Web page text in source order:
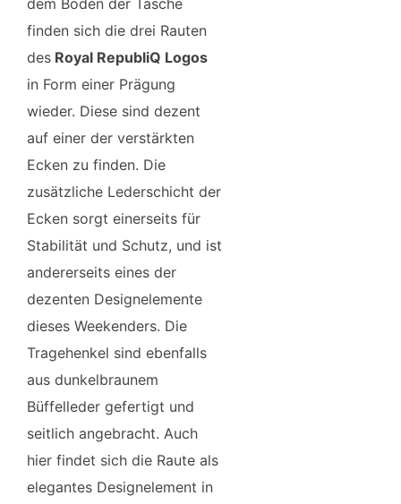
dem Boden der Tasche
finden sich die drei Rauten
des Royal RepubliQ Logos
in Form einer Prägung
wieder. Diese sind dezent
auf einer der verstärkten
Ecken zu finden. Die
zusätzliche Lederschicht der
Ecken sorgt einerseits für
Stabilität und Schutz, und ist
andererseits eines der
dezenten Designelemente
dieses Weekenders. Die
Tragehenkel sind ebenfalls
aus dunkelbraunem
Büffelleder gefertigt und
seitlich angebracht. Auch
hier findet sich die Raute als
elegantes Designelement in